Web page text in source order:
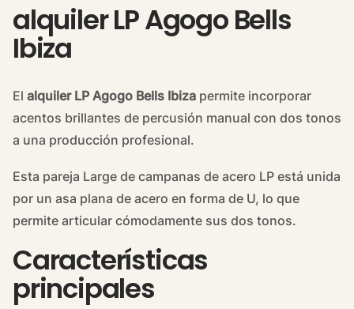
alquiler LP Agogo Bells
Ibiza
El alquiler LP Agogo Bells Ibiza permite incorporar
acentos brillantes de percusión manual con dos tonos
a una producción profesional.
Esta pareja Large de campanas de acero LP está unida
por un asa plana de acero en forma de U, lo que
permite articular cómodamente sus dos tonos.
Características
principales